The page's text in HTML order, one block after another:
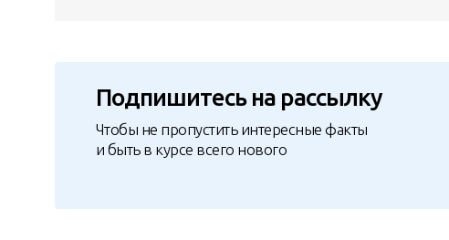
Подпишитесь на рассылку
Чтобы не пропустить интересные факты
и быть в курсе всего нового